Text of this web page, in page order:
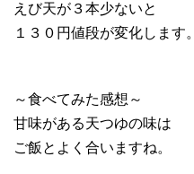
えび天が３本少ないと
１３０円値段が変化します。
～食べてみた感想～
甘味がある天つゆの味は
ご飯とよく合いますね。